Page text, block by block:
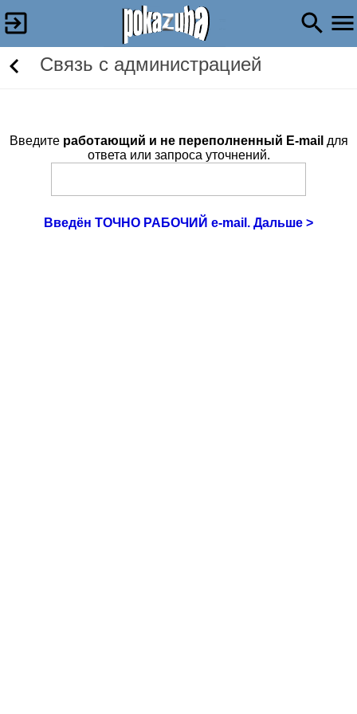
Связь c администрацией
Введите работающий и не переполненный E-mail для
ответа или запроса уточнений.
Введён ТОЧНО РАБОЧИЙ e-mail. Дальше >